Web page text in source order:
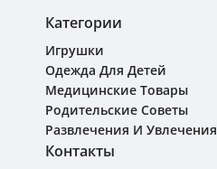
Категории
Игрушки
Одежда Для Детей
Медицинские Товары
Родительские Советы
Развлечения И Увлечения
Контакты